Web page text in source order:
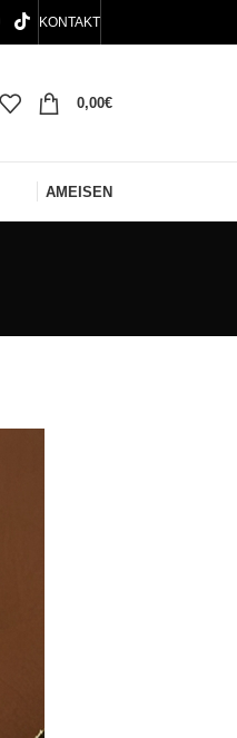
KONTAKT
0,00€
AMEISEN